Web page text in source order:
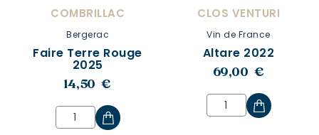
COMBRILLAC
Bergerac
Faire Terre Rouge
2025
14,50 €
CLOS VENTURI
Vin de France
Altare 2022
69,00 €